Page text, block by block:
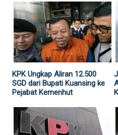
KPK Ungkap Aliran 12.500
SGD dari Bupati Kuansing ke
Pejabat Kemenhut